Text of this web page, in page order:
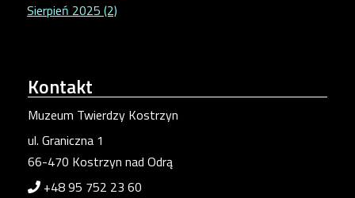
Sierpień 2025 (2)
Kontakt
Muzeum Twierdzy Kostrzyn
ul. Graniczna 1
66-470 Kostrzyn nad Odrą
+48 95 752 23 60